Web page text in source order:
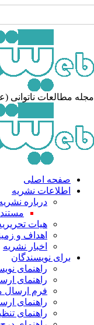
مطالعات ناتوانی
صفحه اصلی
اطلاعات نشریه
درباره نشریه
هیات تحریریه
اهداف و
اخبار نشریه
برای نویسندگان
راهنمای
راهنمای
فرم ارسال
راهنمای
راهنمای